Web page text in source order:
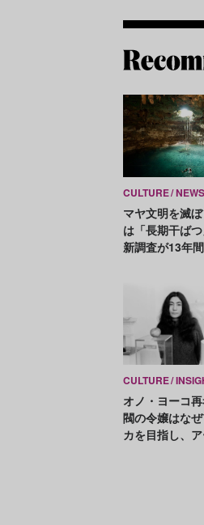
CULTURE NEWS
マヤ文明を滅
は「長期干ば
新調査が13年
CULTURE
オノ・ヨーコ
閥の令嬢はなぜ
カを目指し、